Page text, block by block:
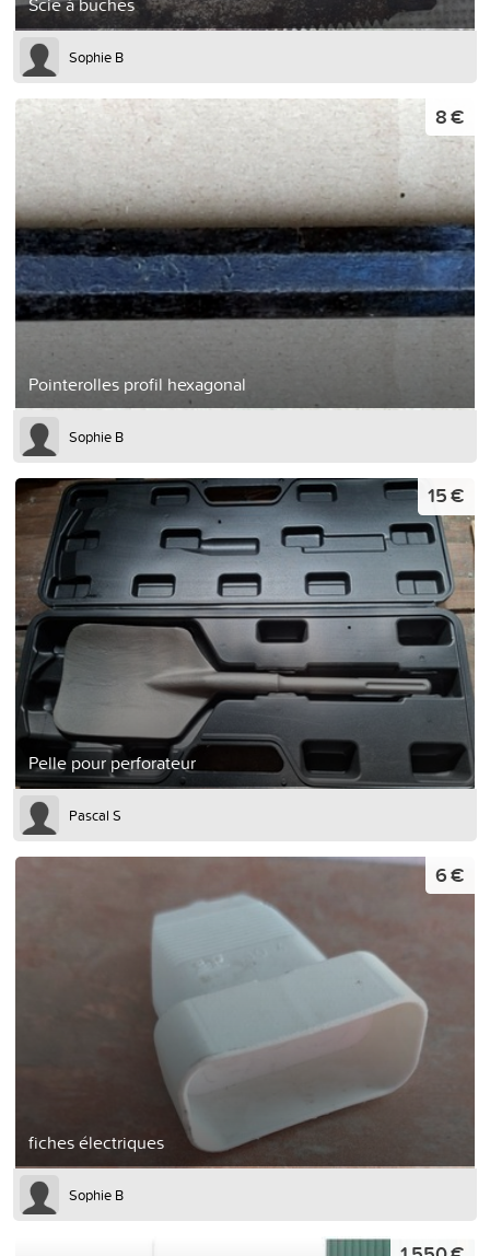
Sophie B
Pointerolles profil hexagonal
8 €
Sophie B
Pelle pour perforateur
15 €
Pascal S
fiches électriques
6 €
Sophie B